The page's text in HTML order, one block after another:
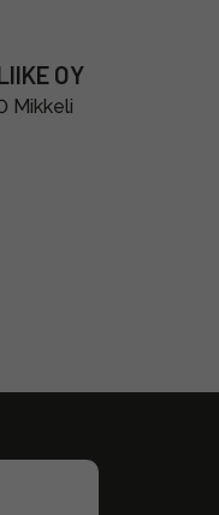
OY
Mikkeli